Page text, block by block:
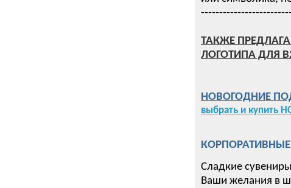
ТАКЖЕ
ЛОГОТИПА ДЛЯ
НОВОГОДНИЕ
выбрать и купить
КОРПОРАТИВНЫЕ
Сладкие
Ваши желания в